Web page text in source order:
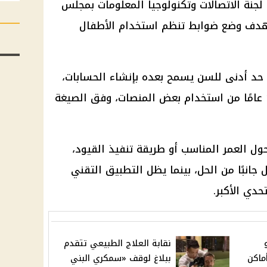
لجنة الاتصالات وتكنولوجيا المعلومات بمجلس
وضع ضوابط تنظم استخدام الأطفال
أدنى للسن يسمح بعده بإنشاء الحسابات،
مع بحث منع الأطفال دون 13 أو 15 عامًا من استخدام بعض المنصات، وفق الصيغة
العمر المناسب أو طريقة تنفيذ القيود،
من الحل، بينما يظل التطبيق التقني
الأكبر.
نقابة العلاج الطبيعي تتقدم
ببلاغ لوقف «سمكري البني